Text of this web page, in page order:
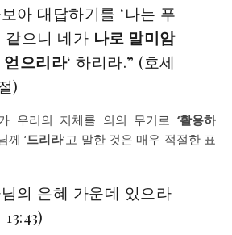
아 대답하기를 ‘나는 푸
같으니 네가 나로 말미암
얻으리라‘ 하리라.” (호세
)
우리의 지체를 의의 무기로 ‘활용하
께 ‘드리라‘고 말한 것은 매우 적절한 표
의 은혜 가운데 있으라